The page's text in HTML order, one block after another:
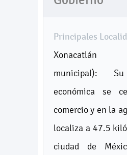
Principales
Xonacatlán
municipal):
económica se
comercio y en la
localiza a 47.5
ciudad de